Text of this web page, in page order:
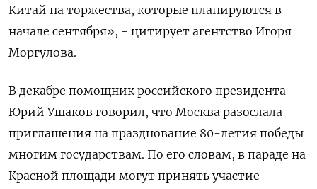
Китай на торжества, которые планируются в
начале сентября», - цитирует агентство Игоря
Моргулова.
В декабре помощник российского президента
Юрий Ушаков говорил, что Москва разослала
приглашения на празднование 80-летия победы
многим государствам. По его словам, в параде на
Красной площади могут принять участие